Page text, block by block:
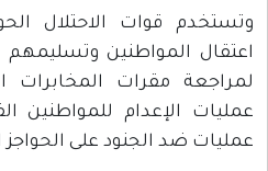
وتستخدم قوات الاحتلال
اعتقال المواطنين وتسليمهم
لمراجعة مقرات المخابرات
عمليات الإعدام للمواطنين
عمليات ضد الجنود على